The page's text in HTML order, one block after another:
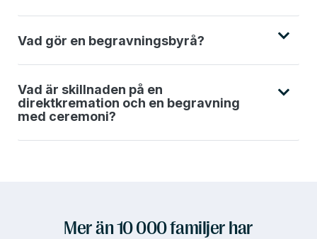
Vad gör en begravningsbyrå?
Vad är skillnaden på en
direktkremation och en begravning
med ceremoni?
Mer än 10 000 familjer har